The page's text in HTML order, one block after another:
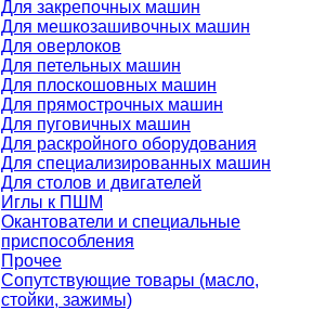
Для закрепочных машин
Для мешкозашивочных машин
Для оверлоков
Для петельных машин
Для плоскошовных машин
Для прямострочных машин
Для пуговичных машин
Для раскройного оборудования
Для специализированных машин
Для столов и двигателей
Иглы к ПШМ
Окантователи и специальные
приспособления
Прочее
Сопутствующие товары (масло,
стойки, зажимы)